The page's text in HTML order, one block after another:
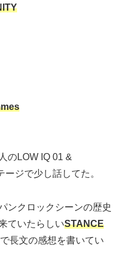
のLOW IQ 01 &
ジで少し話してた。
ンクロックシーンの歴史
ていたらしいSTANCE
長文の感想を書いてい